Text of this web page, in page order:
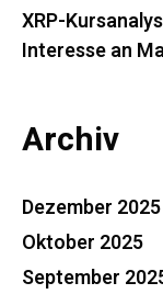
XRP-
Interesse an
Archiv
Dezember 2025
Oktober 2025
September